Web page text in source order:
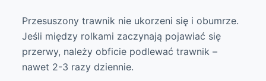
Przesuszony trawnik nie ukorzeni się i obumrze.
Jeśli między rolkami zaczynają pojawiać się
przerwy, należy obficie podlewać trawnik –
nawet 2-3 razy dziennie.